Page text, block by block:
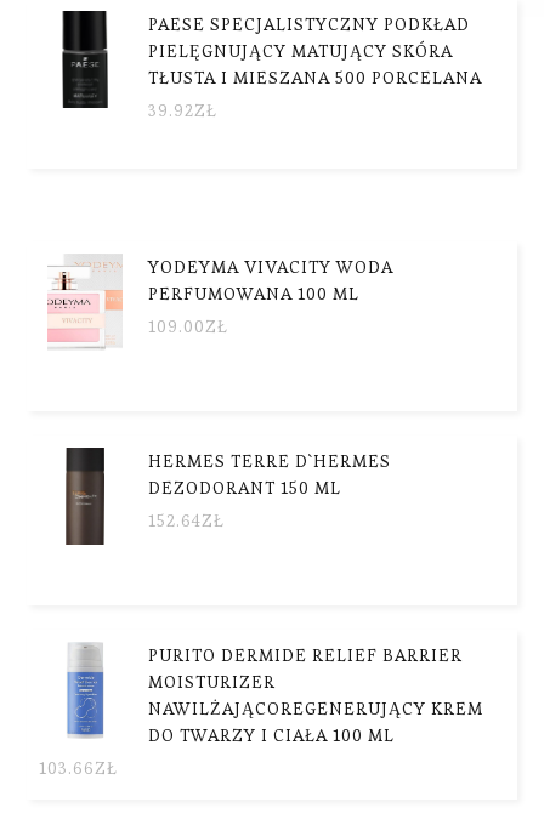
PAESE SPECJALISTYCZNY PODKŁAD
PIELĘGNUJĄCY MATUJĄCY SKÓRA
TŁUSTA I MIESZANA 500 PORCELANA
39.92ZŁ
YODEYMA VIVACITY WODA
PERFUMOWANA 100 ML
109.00ZŁ
HERMES TERRE D`HERMES
DEZODORANT 150 ML
152.64ZŁ
PURITO DERMIDE RELIEF BARRIER
MOISTURIZER
NAWILŻAJĄCOREGENERUJĄCY KREM
DO TWARZY I CIAŁA 100 ML
103.66ZŁ